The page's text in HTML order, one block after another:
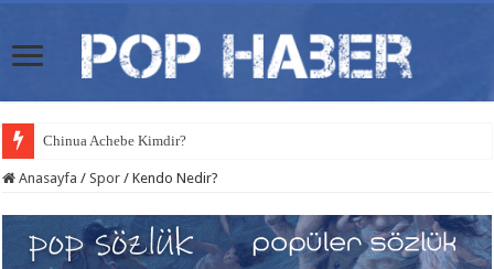
Chinua Achebe Kimdir?
Anasayfa / Spor / Kendo Nedir?